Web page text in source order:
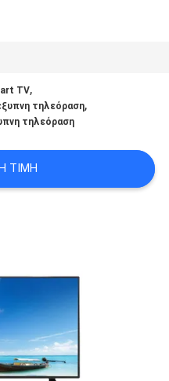
TV,
τηλεόραση,
τηλεόραση
ΤΙΜΉ